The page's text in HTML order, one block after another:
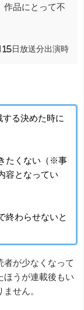
作品にとって不
日放送分出演時
る決めた時に
たくない（※事
容となってい
終わらせないと
者が少なくなって
ほうが連載後もい
せん。